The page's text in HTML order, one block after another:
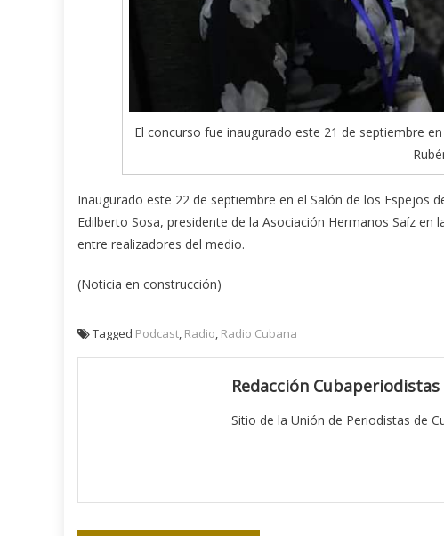
El concurso fue inaugurado este 21 de septiembre
Inaugurado este 22 de septiembre en el Salón de los Espejos
Edilberto Sosa, presidente de la Asociación Hermanos Saíz
entre realizadores del medio.
(Noticia en construcción)
Tagged Podcast, Radio, Radio Cubana
Redacción Cubaperiodistas
Sitio de la Unión de Periodistas de